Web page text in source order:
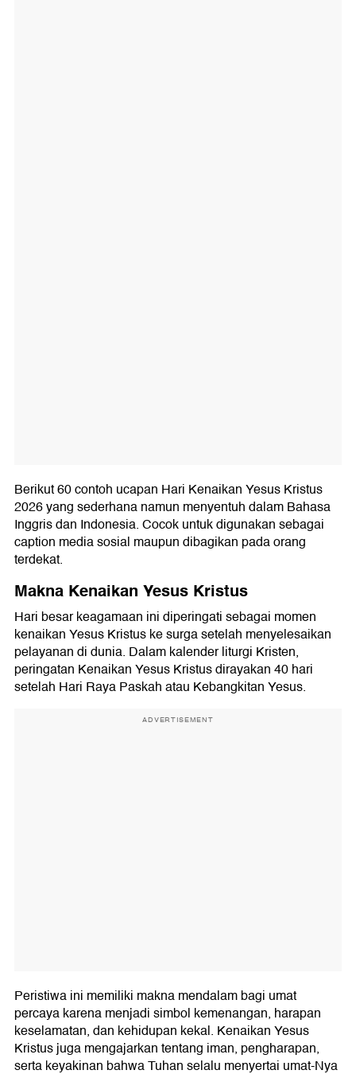
Berikut 60 contoh ucapan Hari Kenaikan Yesus Kristus
2026 yang sederhana namun menyentuh dalam Bahasa
Inggris dan Indonesia. Cocok untuk digunakan sebagai
caption media sosial maupun dibagikan pada orang
terdekat.
Makna Kenaikan Yesus Kristus
Hari besar keagamaan ini diperingati sebagai momen
kenaikan Yesus Kristus ke surga setelah menyelesaikan
pelayanan di dunia. Dalam kalender liturgi Kristen,
peringatan Kenaikan Yesus Kristus dirayakan 40 hari
setelah Hari Raya Paskah atau Kebangkitan Yesus.
ADVERTISEMENT
Peristiwa ini memiliki makna mendalam bagi umat
percaya karena menjadi simbol kemenangan, harapan
keselamatan, dan kehidupan kekal. Kenaikan Yesus
Kristus juga mengajarkan tentang iman, pengharapan,
serta keyakinan bahwa Tuhan selalu menyertai umat-Nya